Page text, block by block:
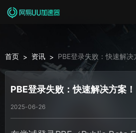
首页 > 资讯 > PBE登录失败：快速解决
PBE登录失败：快速解决方案！
2025-06-26